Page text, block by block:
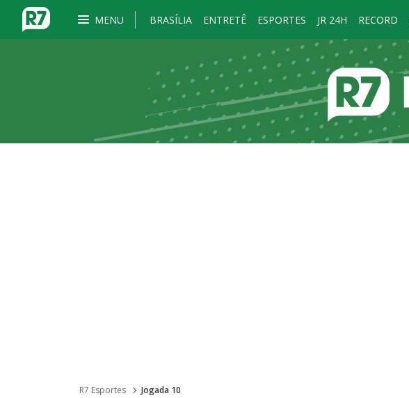
MENU BRASÍLIA ENTRETÊ ESPORTES JR 24H RECORD
R7 Esportes Jogada 10